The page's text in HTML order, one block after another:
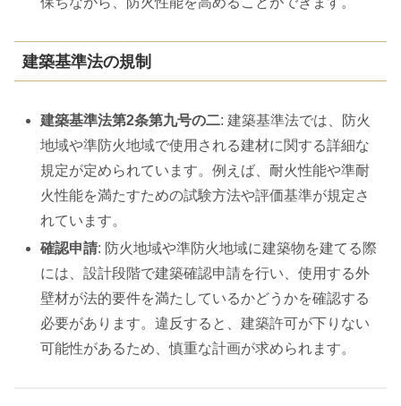
建築基準法の規制
建築基準法第2条第九号の二: 建築基準法では、防火
地域や準防火地域で使用される建材に関する詳細な
規定が定められています。例えば、耐火性能や準耐
火性能を満たすための試験方法や評価基準が規定さ
れています。
確認申請: 防火地域や準防火地域に建築物を建てる際
には、設計段階で建築確認申請を行い、使用する外
壁材が法的要件を満たしているかどうかを確認する
必要があります。違反すると、建築許可が下りない
可能性があるため、慎重な計画が求められます。